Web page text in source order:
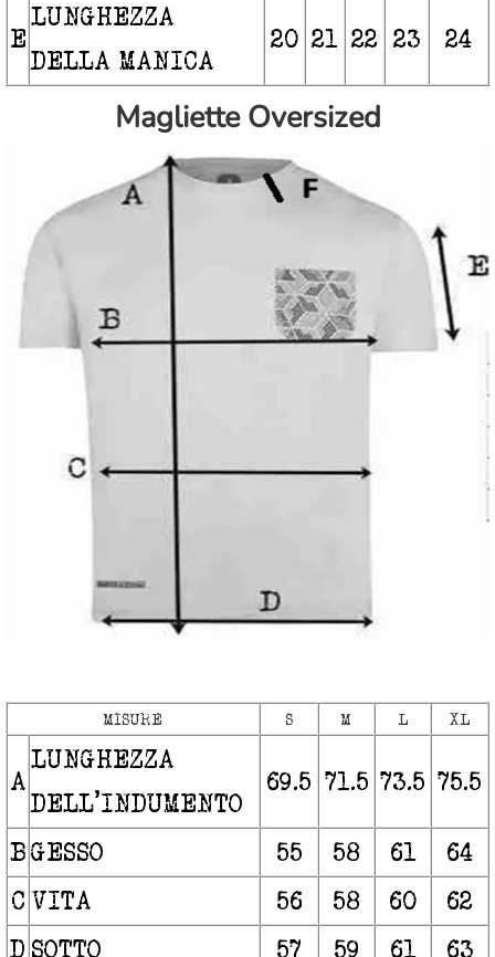
E
LUNGHEZZA
DELLA MANICA
20 21 22 23 24
Magliette Oversized
MISURE S M L XL
A
LUNGHEZZA
DELL’INDUMENTO
69.5 71.5 73.5 75.5
BGESSO 55 58 61
64
C VITA 56 58 60
62
D SOTTO 57 59 61 63